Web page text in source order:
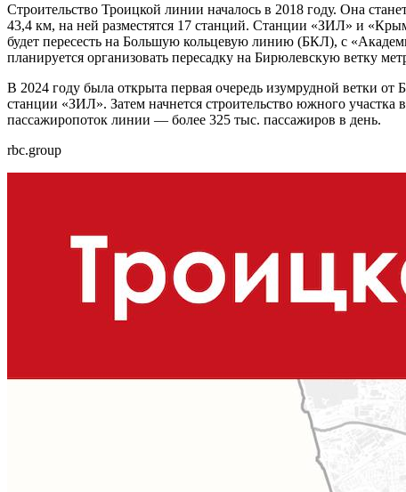
Строительство Троицкой линии началось в 2018 году. Она
43,4 км, на ней разместятся 17 станций. Станции «ЗИЛ» и
будет пересесть на Большую кольцевую линию (БКЛ), с
планируется организовать пересадку на Бирюлевскую ветку
В 2024 году была открыта первая очередь изумрудной ветки
станции «ЗИЛ». Затем начнется строительство южного
пассажиропоток линии — более 325 тыс. пассажиров в день.
rbc.group